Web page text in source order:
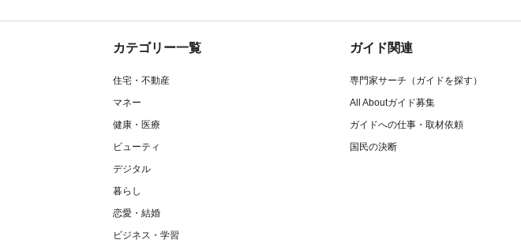
カテゴリー一覧
住宅・不動産
マネー
健康・医療
ビューティ
デジタル
暮らし
恋愛・結婚
ビジネス・学習
ガイド関連
専門家サーチ（ガイドを探す）
All Aboutガイド募集
ガイドへの仕事・取材依頼
国民の決断